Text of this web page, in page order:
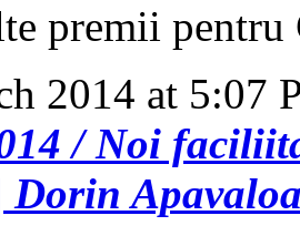
premii
2014 at 5:07
/ Noi
Dorin